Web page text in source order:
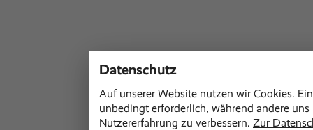
Datenschutz
Auf unserer Website nutzen wir Cookies.
unbedingt erforderlich, während andere uns
Nutzererfahrung zu verbessern. Zur